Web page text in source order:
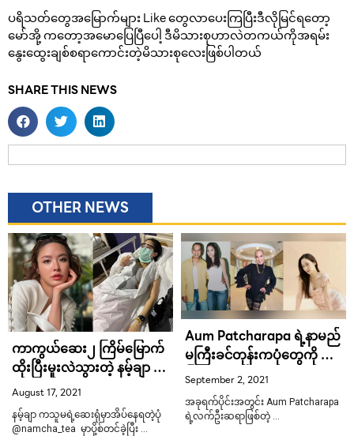
ပရိသတ်တွေအမြောက်များ Like တွေလာပေးကြပြီးဒီလိုမြင်ရတော့
မော်အို့ ကတော့အမောပြေပြီပေါ့ ဒီမိသားစုဟာလဲတကယ်ကိုအရမ်း
နွေးထွေးချစ်စရာကောင်းတဲ့မိသားစုလေးဖြစ်ပါတယ်
SHARE THIS NEWS
OTHER NEWS
ကာကွယ်ဆေး၂ ကြိမ်မြောက်
ထိုးပြီးမူးလဲသွားတဲ့ နမ့်ချာ ချီ
လနပ်
August 17, 2021
နမ့်ချာ ကသူမရဲ့ဆေးရုံမှာအိပ်နေရတဲ့ပုံ
@namcha_tea မှာပို့စ်တင်ခဲ့ပြီး …
Aum Patcharapa ရဲ့နာမည်
မကြီးခင်တုန်းကပုံတွေကို ချ
ပြခဲ့တဲ့ လက်ဦးဆရာ Oops
Wiriya
September 2, 2021
အခုရက်ပိုင်းအတွင်း Aum Patcharapa
ရဲ့လက်ဦးဆရာဖြစ်တဲ့ …